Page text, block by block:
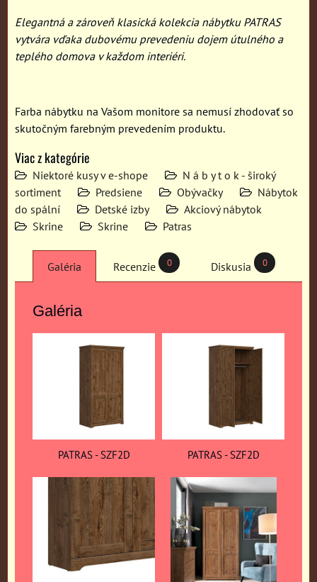
Elegantná a zároveň klasická kolekcia nábytku PATRAS
vytvára vďaka dubovému prevedeniu dojem útulného a
teplého domova v každom interiéri.
Farba nábytku na Vašom monitore sa nemusí zhodovať so
skutočným farebným prevedením produktu.
Viac z kategórie
Niektoré kusy v e-shope
N á b y t o k - široký
sortiment
Predsiene Obývačky
Nábytok
do spální
Detské izby
Akciový nábytok
Skrine
Skrine Patras
Galéria Recenzie 0 Diskusia 0
Galéria
PATRAS - SZF2D PATRAS - SZF2D